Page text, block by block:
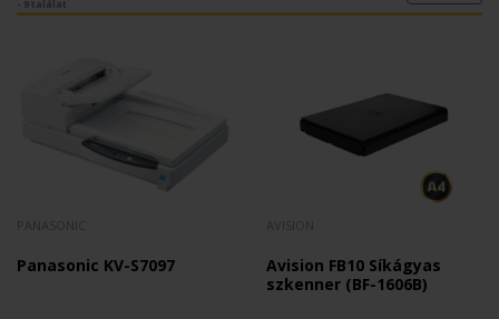
- 9 találat
Panasonic KV-S7097
Avision FB10 Síkágyas
szkenner (BF-1606B)